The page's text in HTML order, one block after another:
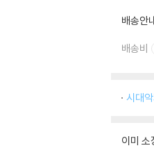
배송안
배송비
시대
이미 소